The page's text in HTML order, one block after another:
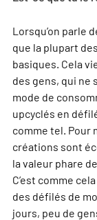
Lorsqu’on parle
que la plupart
basiques. Cela
des gens, qui ne
mode de
upcyclés en
comme tel. Pour
créations sont
la valeur phare
C’est comme
des défilés de
jours, peu de